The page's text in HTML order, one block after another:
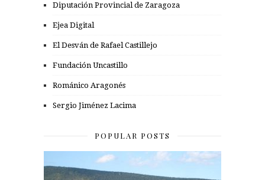
Diputación Provincial de Zaragoza
Ejea Digital
El Desván de Rafael Castillejo
Fundación Uncastillo
Románico Aragonés
Sergio Jiménez Lacima
POPULAR POSTS